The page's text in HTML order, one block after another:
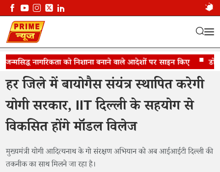
नागरिकता को निशाना बनाने वाले आदेशों पर साइन किए
यूपी के हर जिले में लगेंगे बायोगैस प्लांट
हर जिले में बायोगैस संयंत्र स्थापित करेगी
योगी सरकार, IIT दिल्ली के सहयोग से
विकसित होंगे मॉडल विलेज
मुख्यमंत्री योगी आदित्यनाथ के गो संरक्षण अभियान को अब आईआईटी दिल्ली की
तकनीक का साथ मिलने जा रहा है।